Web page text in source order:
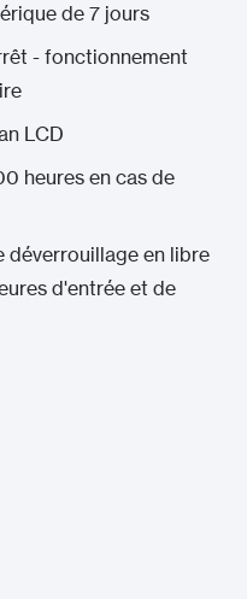
de 7 jours
- fonctionnement
LCD
heures en cas de
déverrouillage en libre
d'entrée et de